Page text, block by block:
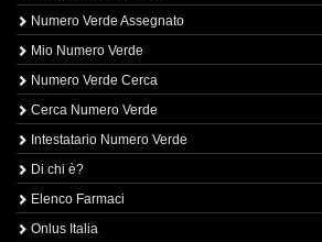
Numero Verde Assegnato
Mio Numero Verde
Numero Verde Cerca
Cerca Numero Verde
Intestatario Numero Verde
Di chi è?
Elenco Farmaci
Onlus Italia